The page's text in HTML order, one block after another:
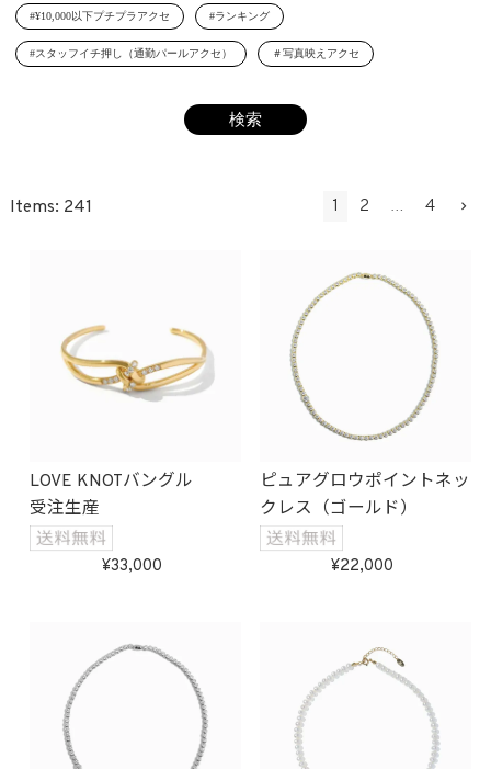
イニシャル
在庫あり
受注生産
価格が安い順
価格が高い順
レビュー順
#¥10,000以下プチプラアクセ #ランキング
#スタッフイチ押し（通勤パールアクセ） ＃写真映えアクセ
241 1 2 … 4
LOVE KNOTバングル
受注生産
33,000
ピュアグロウポイントネッ
クレス（ゴールド）
22,000